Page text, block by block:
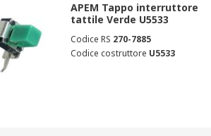
a colori per differenziare funzioni di
estetico e protezione
utilizzo di coperchi trasparenti o
di tastiere e pannelli operatore
marchiati APEM, MEC, Omron,
APEM Tappo interruttore
tattile Verde U5533
Codice RS 270-7885
Codice costruttore U5533